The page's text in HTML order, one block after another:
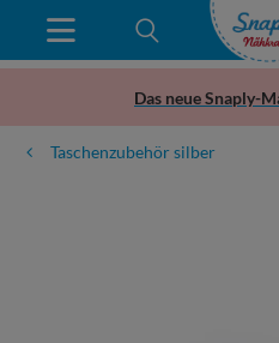
Das neue Snaply-
Taschenzubehör silber